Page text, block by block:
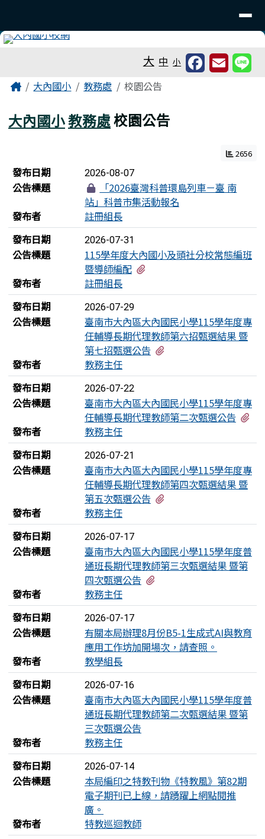
大 中 小
主內容區域
Home大內國小 教務處 校園公告
大內國小教務處校園公告
2656
新聞列表
發布日期 2026-08-07
公告標題
「2026臺灣科普環島列車－臺 南
站」科普市集活動報名
發布者
註冊組長
發布日期
2026-07-31
公告標題
115學年度大內國小及頭社分校常態編班
暨導師編配
發布者
註冊組長
發布日期
2026-07-29
公告標題
臺南市大內區大內國民小學115學年度專
任輔導長期代理教師第六招甄選結果 暨
第七招甄選公告
發布者
教務主任
發布日期
2026-07-22
公告標題
臺南市大內區大內國民小學115學年度專
任輔導長期代理教師第二次甄選公告
發布者
教務主任
發布日期
2026-07-21
公告標題
臺南市大內區大內國民小學115學年度專
任輔導長期代理教師第四次甄選結果 暨
第五次甄選公告
發布者
教務主任
發布日期
2026-07-17
公告標題
臺南市大內區大內國民小學115學年度普
通班長期代理教師第三次甄選結果 暨第
四次甄選公告
發布者
教務主任
發布日期
2026-07-17
公告標題
有關本局辦理8月份B5-1生成式AI與教育
應用工作坊加開場次，請查照。
發布者
教學組長
發布日期
2026-07-16
公告標題
臺南市大內區大內國民小學115學年度普
通班長期代理教師第二次甄選結果 暨第
三次甄選公告
發布者
教務主任
發布日期
2026-07-14
公告標題
本局編印之特教刊物《特教風》第82期
電子期刊已上線，請踴躍上網點閱推
廣。
發布者
特教巡迴教師
頁尾區域